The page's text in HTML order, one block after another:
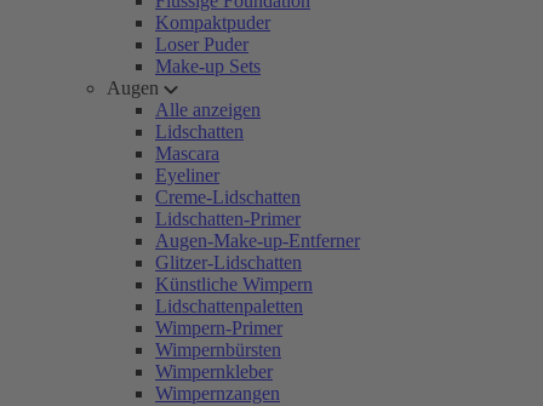
Kompaktpuder
Loser Puder
Make-up Sets
Augen
Alle anzeigen
Lidschatten
Mascara
Eyeliner
Creme-Lidschatten
Lidschatten-Primer
Augen-Make-up-Entferner
Glitzer-Lidschatten
Künstliche Wimpern
Lidschattenpaletten
Wimpern-Primer
Wimpernbürsten
Wimpernkleber
Wimpernzangen